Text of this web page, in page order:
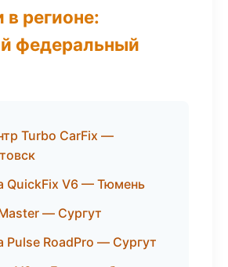
регионе:
федеральный
Turbo CarFix —
QuickFix V6 — Тюмень
— Сургут
Pulse RoadPro — Сургут